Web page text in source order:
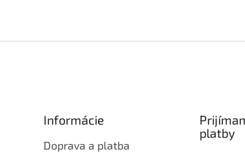
Informácie
Doprava a platba
platby